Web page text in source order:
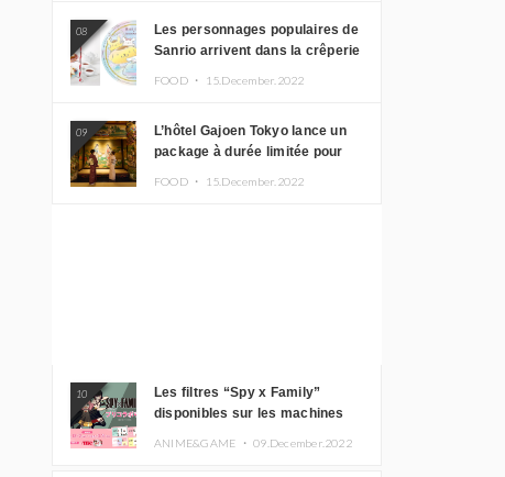
08
Les personnages populaires de
Sanrio arrivent dans la crêperie
FOOD ・ 15.December.2022
09
L’hôtel Gajoen Tokyo lance un
package à durée limitée pour
FOOD ・ 15.December.2022
10
Les filtres “Spy x Family”
disponibles sur les machines
ANIME&GAME ・09.December.2022